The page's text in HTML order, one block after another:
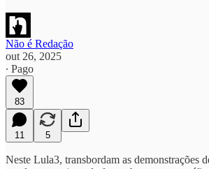
Não é Redação
out 26, 2025
∙ Pago
83
11 5
Neste Lula3, transbordam as demonstrações